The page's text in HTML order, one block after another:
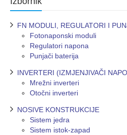
FN MODULI, REGULATORI I
Fotonaponski moduli
Regulatori napona
Punjači baterija
INVERTERI (IZMJENJIVAČI
Mrežni inverteri
Otočni inverteri
NOSIVE KONSTRUKCIJE
Sistem jedra
Sistem istok-zapad